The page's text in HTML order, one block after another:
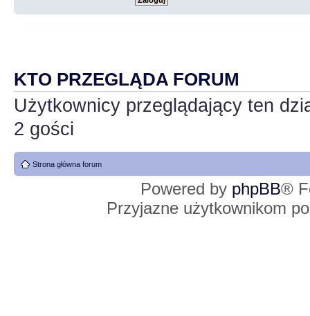
KTO PRZEGLĄDA FORUM
Użytkownicy przeglądający ten
2 gości
Strona główna forum
Powered by phpBB®
Przyjazne użytkownikom